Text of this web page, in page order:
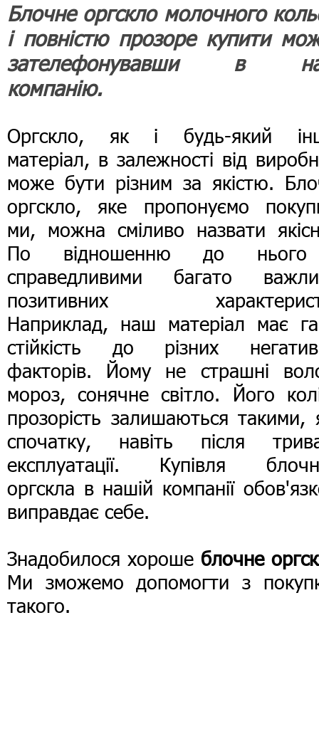
Блочне оргскло молочного
і повністю прозоре купити
зателефонувавши в
компанію.
Оргскло, як і будь-який
матеріал, в залежності від
може бути різним за якістю.
оргскло, яке пропонуємо
ми, можна сміливо назвати
По відношенню до
справедливими багато
позитивних
Наприклад, наш матеріал має
стійкість до різних
факторів. Йому не страшні
мороз, сонячне світло. Його
прозорість залишаються такими,
спочатку, навіть після
експлуатації. Купівля
оргскла в нашій компанії
виправдає себе.
Знадобилося хороше блочне
Ми зможемо допомогти з
такого.